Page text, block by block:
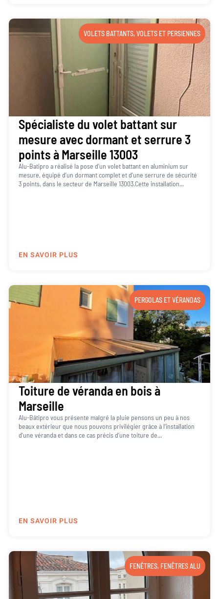
VOLETS BATTANTS,VOLETS ET PERSIENNES
Spécialiste du volet battant sur
mesure avec dormant et serrure 3
points à Marseille 13003
Alu-Batipro a réalisé la pose d’un volet battant en aluminium sur
mesure, équipé d’un dormant complet et d’une serrure de sécurité
3 points, dans le secteur de Marseille 13003.Cette installation...
EN SAVOIR PLUS
PERGOLAS ET VÉRANDAS
Toiture de véranda en bois à
Marseille
Alu-Bâtipro vous présente malgré la pluie pensons un peu à nos
beaux extérieur que nous pouvons privilégier grâce à l’installation
d’une véranda et dans ce cas précis d’une toiture de...
EN SAVOIR PLUS
FENÊTRES, FENÊTRES ALU